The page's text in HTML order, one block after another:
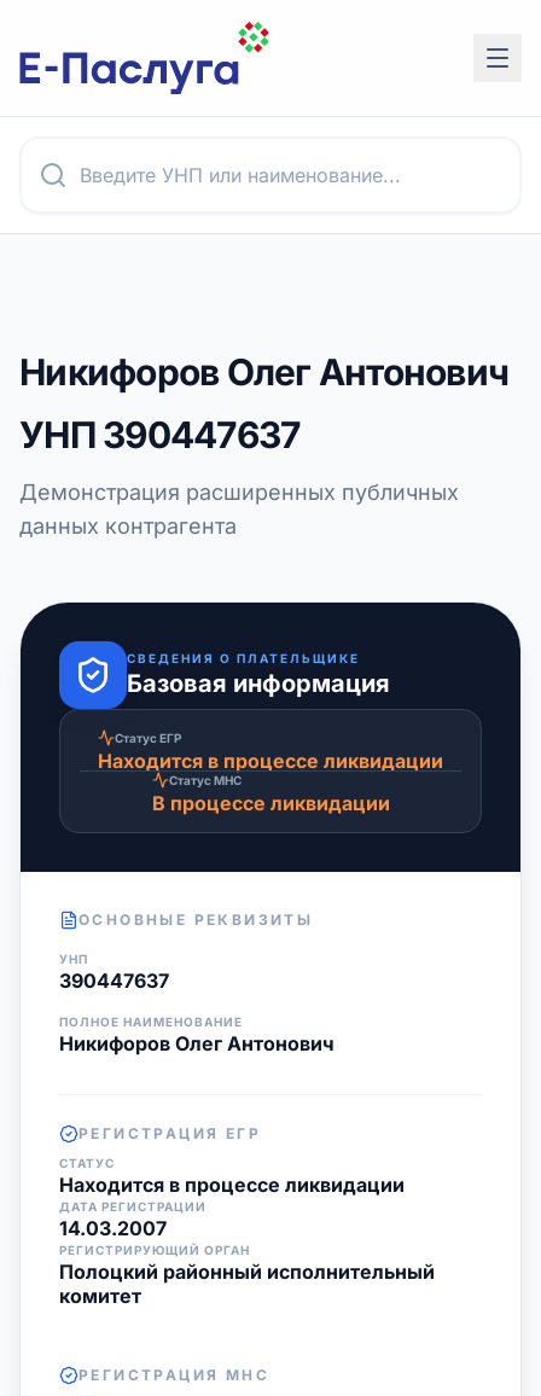
Никифоров Олег Антонович
УНП390447637
Демонстрация расширенных публичных
данных контрагента
СВЕДЕНИЯ О ПЛАТЕЛЬЩИКЕ
Базовая информация
Статус ЕГР
Находится в процессе ликвидации
Статус МНС
В процессе ликвидации
ОСНОВНЫЕ РЕКВИЗИТЫ
УНП
390447637
ПОЛНОЕ НАИМЕНОВАНИЕ
Никифоров Олег Антонович
РЕГИСТРАЦИЯ ЕГР
СТАТУС
Находится в процессе ликвидации
ДАТА РЕГИСТРАЦИИ
14.03.2007
РЕГИСТРИРУЮЩИЙ ОРГАН
Полоцкий районный исполнительный
комитет
РЕГИСТРАЦИЯ МНС